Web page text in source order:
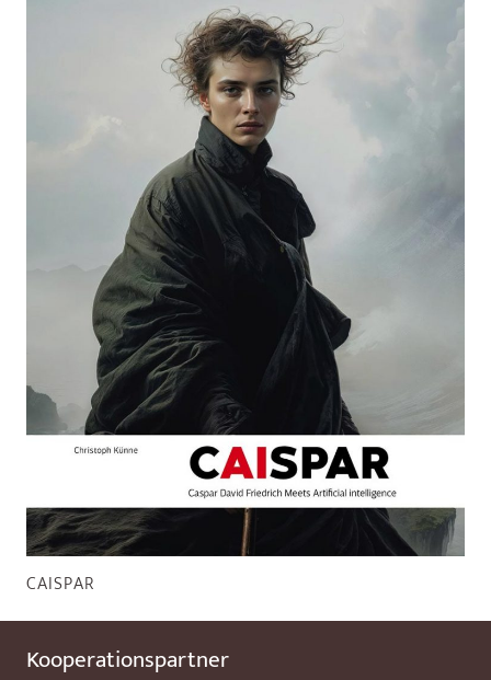
CAISPAR
Kooperationspartner